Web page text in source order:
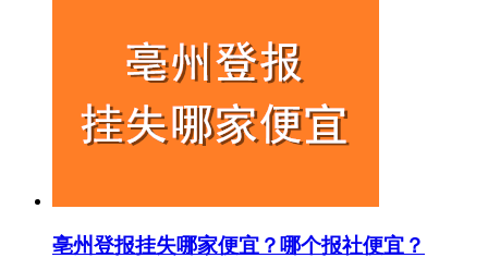
亳州登报挂失哪家便宜？哪个报社便宜？